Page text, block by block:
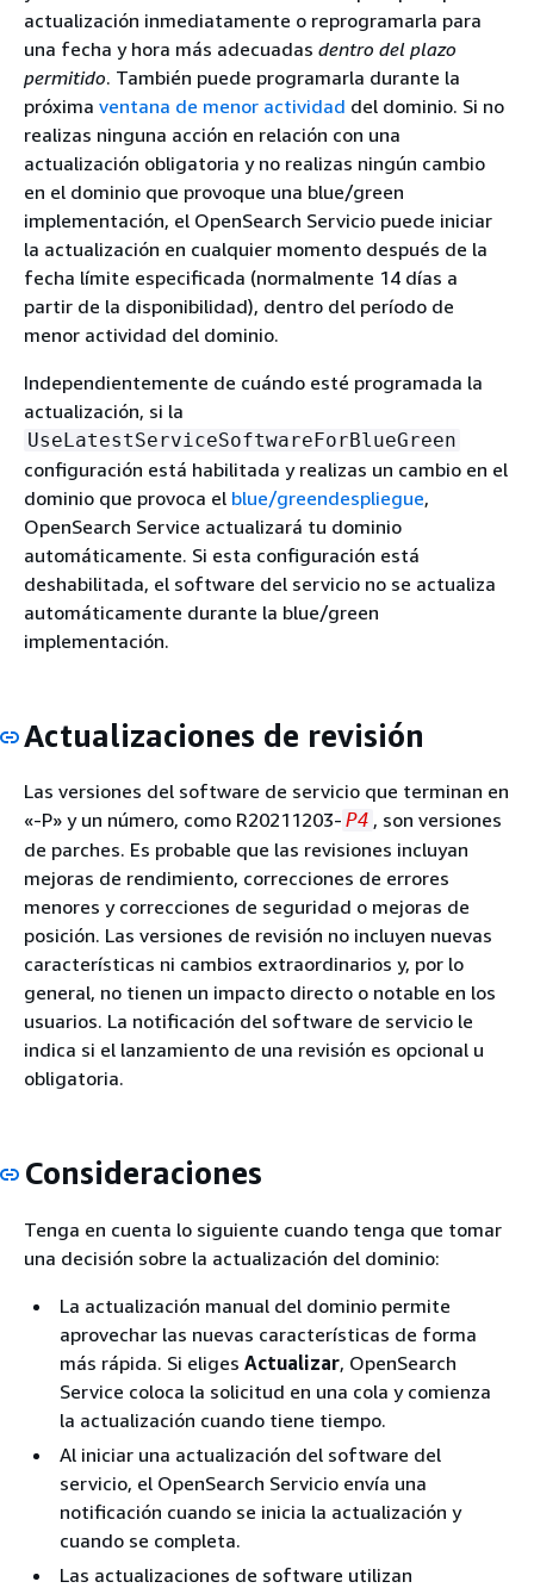
actualización inmediatamente o reprogramarla para
una fecha y hora más adecuadas dentro del plazo
permitido. También puede programarla durante la
próxima ventana de menor actividad del dominio. Si no
realizas ninguna acción en relación con una
actualización obligatoria y no realizas ningún cambio
en el dominio que provoque una blue/green
implementación, el OpenSearch Servicio puede iniciar
la actualización en cualquier momento después de la
fecha límite especificada (normalmente 14 días a
partir de la disponibilidad), dentro del período de
menor actividad del dominio.
Independientemente de cuándo esté programada la
actualización, si la
UseLatestServiceSoftwareForBlueGreen
configuración está habilitada y realizas un cambio en el
dominio que provoca el blue/greendespliegue,
OpenSearch Service actualizará tu dominio
automáticamente. Si esta configuración está
deshabilitada, el software del servicio no se actualiza
automáticamente durante la blue/green
implementación.
Actualizaciones de revisión
Las versiones del software de servicio que terminan en
«-P» y un número, como R20211203- P4 , son versiones
de parches. Es probable que las revisiones incluyan
mejoras de rendimiento, correcciones de errores
menores y correcciones de seguridad o mejoras de
posición. Las versiones de revisión no incluyen nuevas
características ni cambios extraordinarios y, por lo
general, no tienen un impacto directo o notable en los
usuarios. La notificación del software de servicio le
indica si el lanzamiento de una revisión es opcional u
obligatoria.
Consideraciones
Tenga en cuenta lo siguiente cuando tenga que tomar
una decisión sobre la actualización del dominio:
La actualización manual del dominio permite
aprovechar las nuevas características de forma
más rápida. Si eliges Actualizar, OpenSearch
Service coloca la solicitud en una cola y comienza
la actualización cuando tiene tiempo.
Al iniciar una actualización del software del
servicio, el OpenSearch Servicio envía una
notificación cuando se inicia la actualización y
cuando se completa.
Las actualizaciones de software utilizan